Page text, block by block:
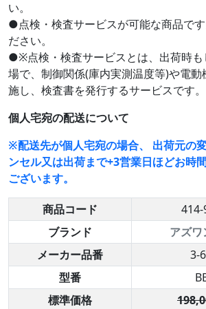
い。
●点検・検査サービスが可能な商品です
ださい。
●※点検・検査サービスとは、出荷時も
場で、制御関係(庫内実測温度等)や電
施し、検査書を発行するサービスです。
個人宅宛の配送について
※配送先が個人宅宛の場合、 出荷元の
ンセル又は出荷まで+3営業日ほどお時
ございます。
商品コード
ブランド
アズワ
メーカー品番
3-
型番
標準価格